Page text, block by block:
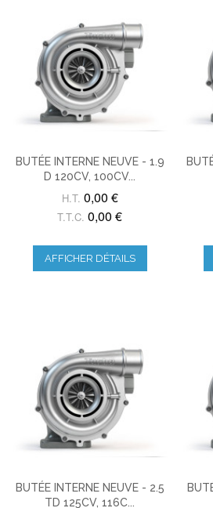
BUTÉE INTERNE NEUVE - 1.9
D 120CV, 100CV...
H.T. 0,00 €
T.T.C. 0,00 €
AFFICHER DÉTAILS
BUTÉE INTERNE NEUVE - 2.5
TD 125CV, 116C...